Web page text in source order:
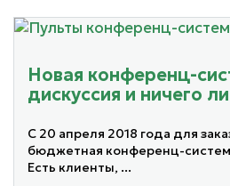
Новая конференц-
дискуссия и ничего
С 20 апреля 2018 года для
бюджетная конференц-
Есть клиенты, ...